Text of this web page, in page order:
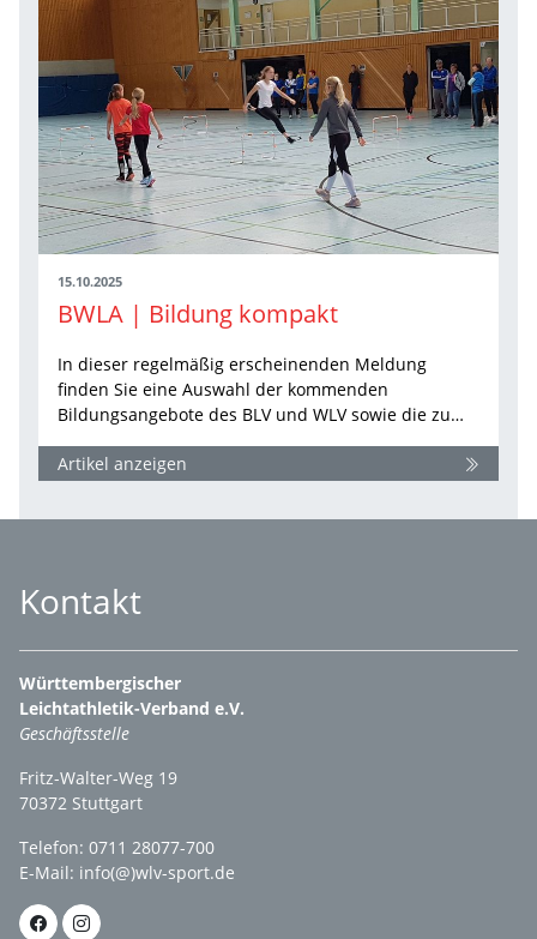
15.10.2025
BWLA | Bildung kompakt
In dieser regelmäßig erscheinenden Meldung
finden Sie eine Auswahl der kommenden
Bildungsangebote des BLV und WLV sowie die zu…
Artikel anzeigen
Kontakt
Württembergischer
Leichtathletik-Verband e.V.
Geschäftsstelle
Fritz-Walter-Weg 19
70372 Stuttgart
Telefon: 0711 28077-700
E-Mail: info(@)wlv-sport.de